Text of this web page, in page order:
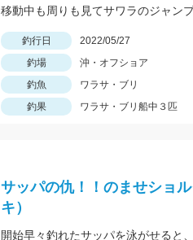
ジ
移動中も周りも見てサワラのジャン
釣行日 2022/05/27
釣場
沖・オフショア
釣魚
ワラサ・ブリ
釣果
ワラサ・ブリ船中３匹
サッパの仇！！のませショ
キ）